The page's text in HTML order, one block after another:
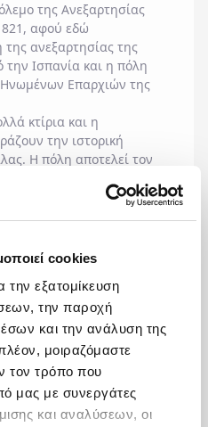
cookies
την εξατομίκευση
την παροχή
και την ανάλυση της
μοιραζόμαστε
τον τρόπο που
μας με συνεργάτες
και αναλύσεων, οι
της Ανεξαρτησίας
αφού εδώ
ανεξαρτησίας της
την Ισπανία και η πόλη
Επαρχιών της
κτίρια και η
την ιστορική
Η πόλη αποτελεί τον
για να θαυμάσουν
ΜΕ ΤΗΝ ΠΑΡΕΑ ΜΟΥ